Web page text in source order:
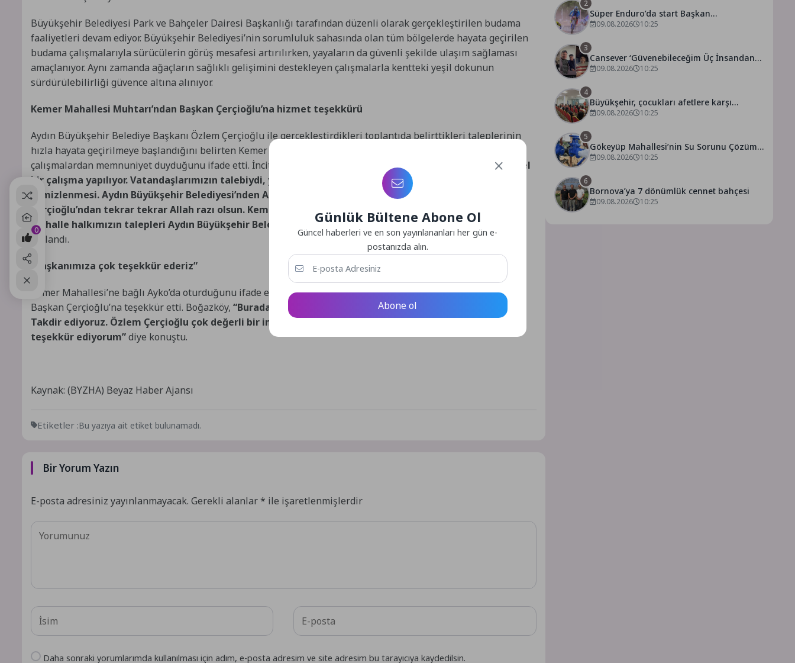
Büyükşehir Belediyesi Park ve Bahçeler Dairesi Başkanlığı tarafından düzenli olarak gerçekleştirilen budama
faaliyetleri devam ediyor. Büyükşehir Belediyesi’nin sorumluluk sahasında olan tüm bölgelerde hayata geçirilen
budama çalışmalarıyla sürücülerin görüş mesafesi artırılırken, yayaların da güvenli şekilde ulaşım sağlaması
amaçlanıyor. Aynı zamanda ağaçların sağlıklı gelişimini destekleyen çalışmalarla kentteki yeşil dokunun
sürdürülebilirliği güvence altına alınıyor.
Kemer Mahallesi Muhtarı’ndan Başkan Çerçioğlu’na hizmet teşekkürü
Aydın Büyükşehir Belediye Başkanı Özlem Çerçioğlu ile gerçekleştirdikleri toplantıda belirttikleri taleplerinin
hızla hayata geçirilmeye başlandığını belirten Kemer Mahallesi Muhtarı Hüseyin İncitme, mahalle halkının
çalışmalardan memnuniyet duyduğunu ifade etti. İncitme,
“Ayko 1. Cadde’de ağaçlarımız budanıyor, çok güzel
bir çalışma yapılıyor. Vatandaşlarımızın talebiydi, yürüyüş yolumuzun kenarındaki dut ağaçlarının
temizlenmesi. Aydın Büyükşehir Belediyesi’nden Allah razı olsun, Büyükşehir Belediye Başkanımız Özlem
Çerçioğlu’ndan tekrar tekrar Allah razı olsun. Kemer Mahallesi halkı olarak kendisine teşekkür ederiz.
Mahalle halkımızın talepleri Aydın Büyükşehir Belediyesi tarafından bir bir gerçekleştiriliyor”ifadelerini
kullandı.
“Başkanımıza çok teşekkür ederiz”
Kemer Mahallesi’ne bağlı Ayko’da oturduğunu ifade eden Ali Boğazköy, hayata geçirilen çalışmalardan dolayı
Başkan Çerçioğlu’na teşekkür etti. Boğazköy, “Burada çok güzel temizlik yapılıyor, helal olsun gerçekten.
Takdir ediyoruz. Özlem Çerçioğlu çok değerli bir insan, bu güzel çalışmalardan dolayı kendisine çok
teşekkür ediyorum”diye konuştu.
Kaynak: (BYZHA) Beyaz Haber Ajansı
Etiketler :Bu yazıya ait etiket bulunamadı.
Bir Yorum Yazın
E-posta adresiniz yayınlanmayacak. Gerekli alanlar* ile işaretlenmişlerdir
Daha sonraki yorumlarımda kullanılması için adım, e-posta adresim ve site adresim bu tarayıcıya kaydedilsin.
2
Süper Enduro’da start Başkan
Büyükakın’dan
09.08.2026 10:25
3
Cansever ‘Güvenebileceğim Üç İnsandan
Biri’ Demişti: Mahmut Görgen’den
09.08.2026 10:25
4
Büyükşehir, çocukları afetlere karşı
bilinçlendiriyor
09.08.2026 10:25
5
Gökeyüp Mahallesi’nin Su Sorunu Çözüme
Kavuşturuldu
09.08.2026 10:25
6
Bornova’ya 7 dönümlük cennet bahçesi
09.08.2026 10:25
0
Günlük Bültene Abone Ol
Güncel haberleri ve en son yayınlananları her gün e-
postanızda alın.
Abone ol